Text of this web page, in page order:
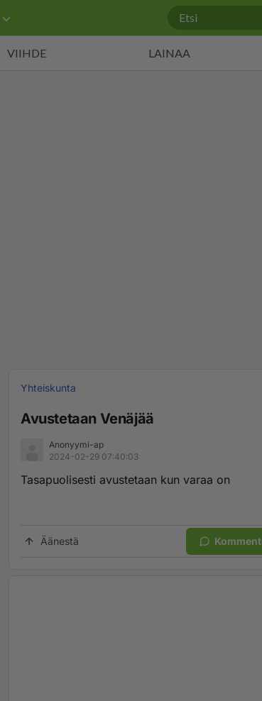
VIIHDE LAINAA
Yhteiskunta
Avustetaan Venäjää
Anonyymi-ap
2024-02-29 07:40:03
Tasapuolisesti avustetaan kun varaa on
Äänestä